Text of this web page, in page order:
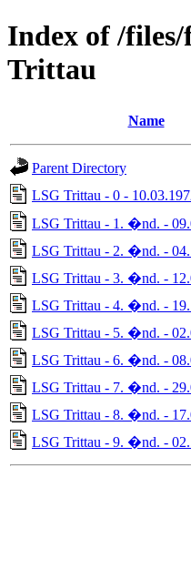
Index of /
Trittau
Name
Parent Directory
LSG Trittau - 0 -
LSG Trittau - 1. �nd. -
LSG Trittau - 2. �nd. -
LSG Trittau - 3. �nd. -
LSG Trittau - 4. �nd. -
LSG Trittau - 5. �nd. -
LSG Trittau - 6. �nd. -
LSG Trittau - 7. �nd. -
LSG Trittau - 8. �nd. -
LSG Trittau - 9. �nd. -